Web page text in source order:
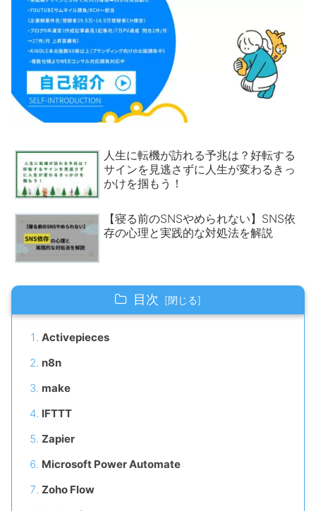
人生に転機が訪れる予兆は？好転する
サインを見逃さずに人生が変わるきっ
かけを掴もう！
【寝る前のSNSやめられない】SNS依
存の心理と実践的な対処法を解説
目次
Activepieces
n8n
make
IFTTT
Zapier
Microsoft Power Automate
Zoho Flow